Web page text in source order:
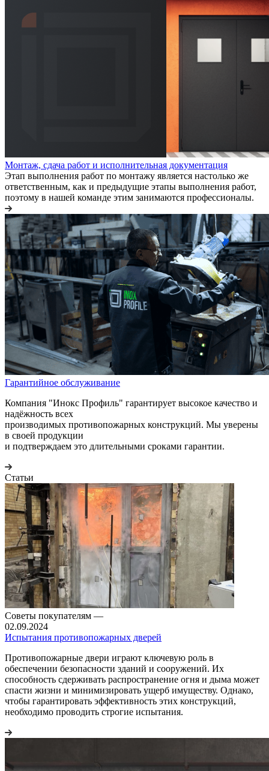
Монтаж, сдача работ и исполнительная документация
Этап выполнения работ по монтажу является настолько же
ответственным, как и предыдущие этапы выполнения работ,
поэтому в нашей команде этим занимаются профессионалы.
Гарантийное обслуживание
Компания "Инокс Профиль" гарантирует высокое качество и
надёжность всех
производимых противопожарных конструкций. Мы уверены
в своей продукции
и подтверждаем это длительными сроками гарантии.
Статьи
Советы покупателям —
02.09.2024
Испытания противопожарных дверей
Противопожарные двери играют ключевую роль в
обеспечении безопасности зданий и сооружений. Их
способность сдерживать распространение огня и дыма может
спасти жизни и минимизировать ущерб имуществу. Однако,
чтобы гарантировать эффективность этих конструкций,
необходимо проводить строгие испытания.